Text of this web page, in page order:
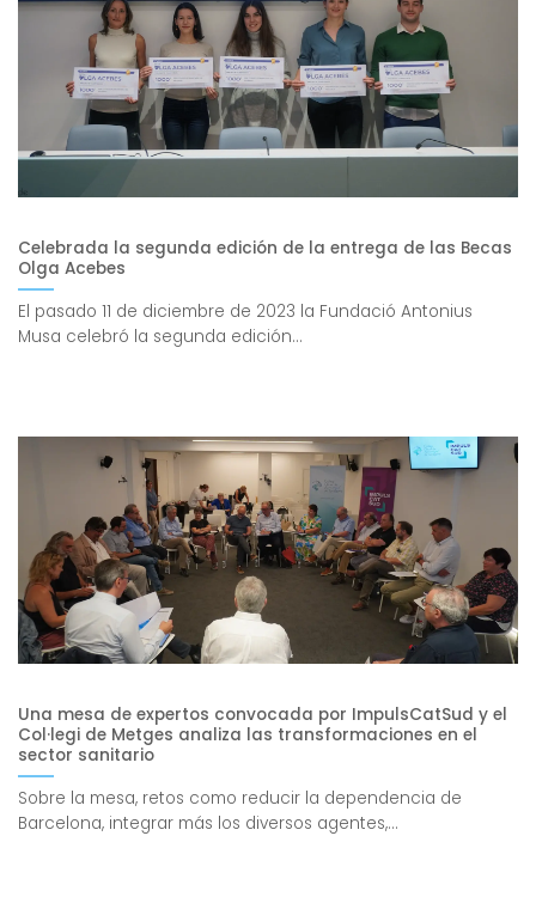
Celebrada la segunda edición de la entrega de las Becas
Olga Acebes
El pasado 11 de diciembre de 2023 la Fundació Antonius
Musa celebró la segunda edición...
Una mesa de expertos convocada por ImpulsCatSud y el
Col·legi de Metges analiza las transformaciones en el
sector sanitario
Sobre la mesa, retos como reducir la dependencia de
Barcelona, integrar más los diversos agentes,...